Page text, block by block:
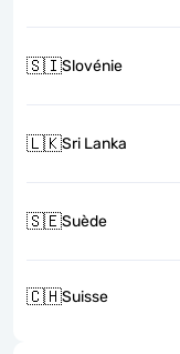
🇸🇮Slovénie
🇱🇰Sri Lanka
🇸🇪Suède
🇨🇭Suisse